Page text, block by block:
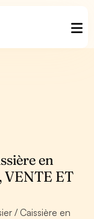
en
VENTE ET
/ Caissière en